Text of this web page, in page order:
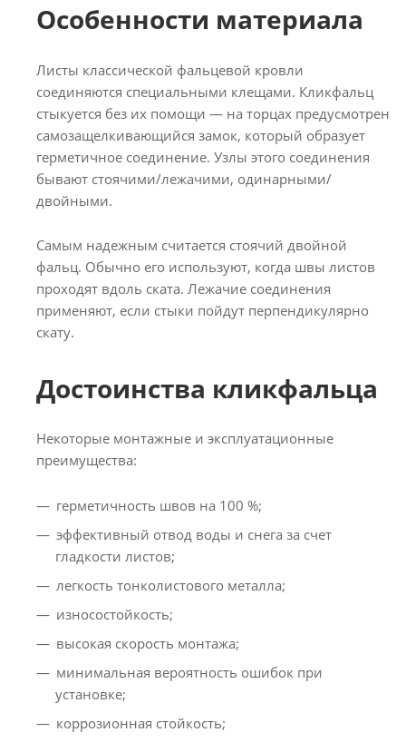
Особенности материала
Листы классической фальцевой кровли
соединяются специальными клещами. Кликфальц
стыкуется без их помощи — на торцах предусмотрен
самозащелкивающийся замок, который образует
герметичное соединение. Узлы этого соединения
бывают стоячими/лежачими, одинарными/
двойными.
Самым надежным считается стоячий двойной
фальц. Обычно его используют, когда швы листов
проходят вдоль ската. Лежачие соединения
применяют, если стыки пойдут перпендикулярно
скату.
Достоинства кликфальца
Некоторые монтажные и эксплуатационные
преимущества:
герметичность швов на 100 %;
эффективный отвод воды и снега за счет
гладкости листов;
легкость тонколистового металла;
износостойкость;
высокая скорость монтажа;
минимальная вероятность ошибок при
установке;
коррозионная стойкость;